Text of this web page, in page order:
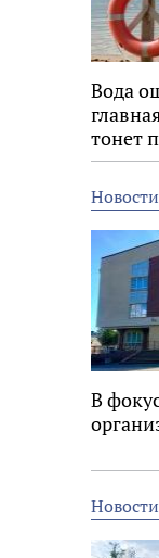
Вода
тонет
Новости
В
Новости